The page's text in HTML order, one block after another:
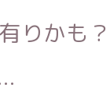
りかも